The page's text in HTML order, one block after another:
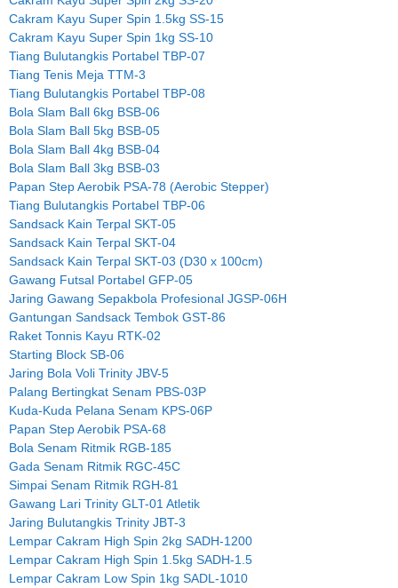
Cakram Kayu Super Spin 1.5kg SS-15
Cakram Kayu Super Spin 1kg SS-10
Tiang Bulutangkis Portabel TBP-07
Tiang Tenis Meja TTM-3
Tiang Bulutangkis Portabel TBP-08
Bola Slam Ball 6kg BSB-06
Bola Slam Ball 5kg BSB-05
Bola Slam Ball 4kg BSB-04
Bola Slam Ball 3kg BSB-03
Papan Step Aerobik PSA-78 (Aerobic Stepper)
Tiang Bulutangkis Portabel TBP-06
Sandsack Kain Terpal SKT-05
Sandsack Kain Terpal SKT-04
Sandsack Kain Terpal SKT-03 (D30 x 100cm)
Gawang Futsal Portabel GFP-05
Jaring Gawang Sepakbola Profesional JGSP-06H
Gantungan Sandsack Tembok GST-86
Raket Tonnis Kayu RTK-02
Starting Block SB-06
Jaring Bola Voli Trinity JBV-5
Palang Bertingkat Senam PBS-03P
Kuda-Kuda Pelana Senam KPS-06P
Papan Step Aerobik PSA-68
Bola Senam Ritmik RGB-185
Gada Senam Ritmik RGC-45C
Simpai Senam Ritmik RGH-81
Gawang Lari Trinity GLT-01 Atletik
Jaring Bulutangkis Trinity JBT-3
Lempar Cakram High Spin 2kg SADH-1200
Lempar Cakram High Spin 1.5kg SADH-1.5
Lempar Cakram Low Spin 1kg SADL-1010